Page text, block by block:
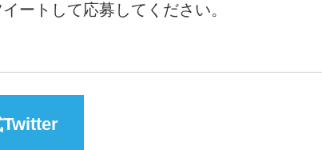
ートして応募してください。